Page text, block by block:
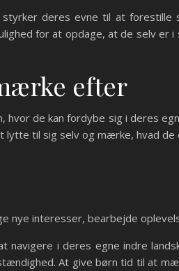
deres evne til at
for at opdage, at de selv er
efter
de kan fordybe sig i deres
til sig selv og mærke, hvad
nye interesser, bearbejde
navigere i deres egne indre
At give børn tid til at